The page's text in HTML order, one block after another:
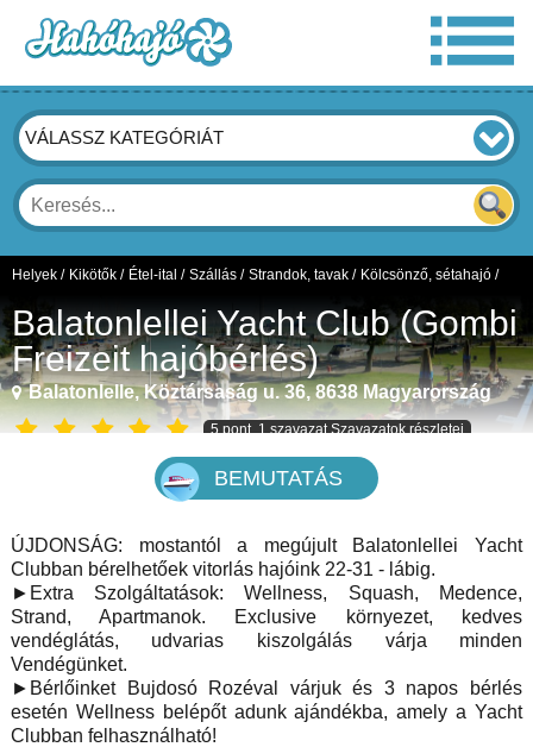
VÁLASSZ KATEGÓRIÁT
Helyek / Kikötők / Étel-ital / Szállás / Strandok, tavak / Kölcsönző, sétahajó /
Balatonlellei Yacht Club (Gombi
Freizeit hajóbérlés)
Balatonlelle, Köztársaság u. 36, 8638 Magyarország
5pont,1 szavazat Szavazatok részletei
BEMUTATÁS
ÚJDONSÁG: mostantól a megújult Balatonlellei Yacht
Clubban bérelhetőek vitorlás hajóink 22-31 - lábig.
►Extra Szolgáltatások: Wellness, Squash, Medence,
Strand, Apartmanok. Exclusive környezet, kedves
vendéglátás, udvarias kiszolgálás várja minden
Vendégünket.
►Bérlőinket Bujdosó Rozéval várjuk és 3 napos bérlés
esetén Wellness belépőt adunk ajándékba, amely a Yacht
Clubban felhasználható!